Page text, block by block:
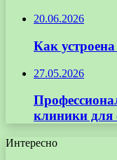
20.06.2026
Как
27.05.2026
клиники для
Интересно